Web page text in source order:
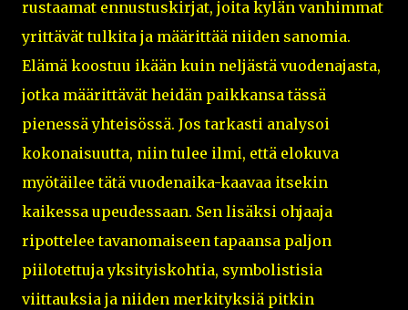
rustaamat ennustuskirjat, joita kylän vanhimmat
yrittävät tulkita ja määrittää niiden sanomia.
Elämä koostuu ikään kuin neljästä vuodenajasta,
jotka määrittävät heidän paikkansa tässä
pienessä yhteisössä. Jos tarkasti analysoi
kokonaisuutta, niin tulee ilmi, että elokuva
myötäilee tätä vuodenaika-kaavaa itsekin
kaikessa upeudessaan. Sen lisäksi ohjaaja
ripottelee tavanomaiseen tapaansa paljon
piilotettuja yksityiskohtia, symbolistisia
viittauksia ja niiden merkityksiä pitkin